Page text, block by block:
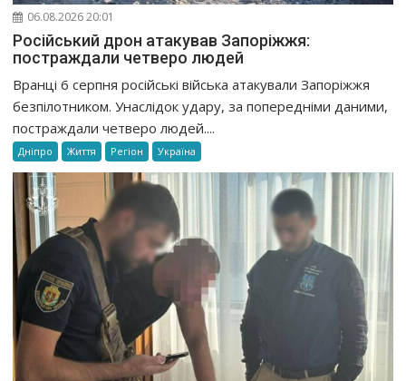
06.08.2026 20:01
Російський дрон атакував Запоріжжя:
постраждали четверо людей
Вранці 6 серпня російські війська атакували Запоріжжя
безпілотником. Унаслідок удару, за попередніми даними,
постраждали четверо людей....
Дніпро Життя Регіон Україна